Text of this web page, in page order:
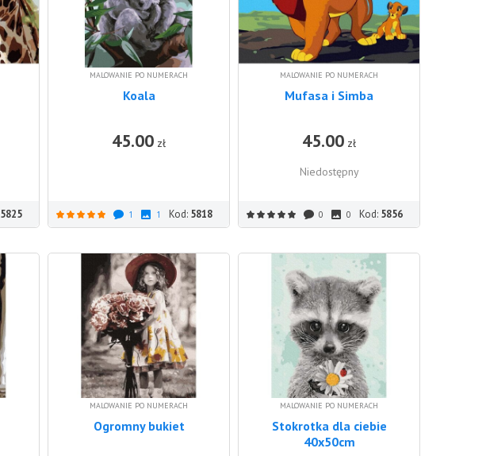
DO KOSZYKA
5825
MALOWANIE PO NUMERACH
Koala
45.00 zł DO KOSZYKA
1 1 Kod: 5818
MALOWANIE PO NUMERACH
Mufasa i Simba
45.00 zł
Niedostępny
0 0 Kod: 5856
MALOWANIE PO NUMERACH
Ogromny bukiet
MALOWANIE PO NUMERACH
Stokrotka dla ciebie
40x50cm